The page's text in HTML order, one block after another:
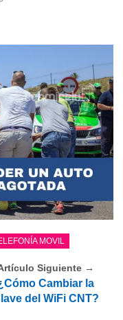
MOVIL
Siguiente →
Cambiar la
del WiFi CNT?